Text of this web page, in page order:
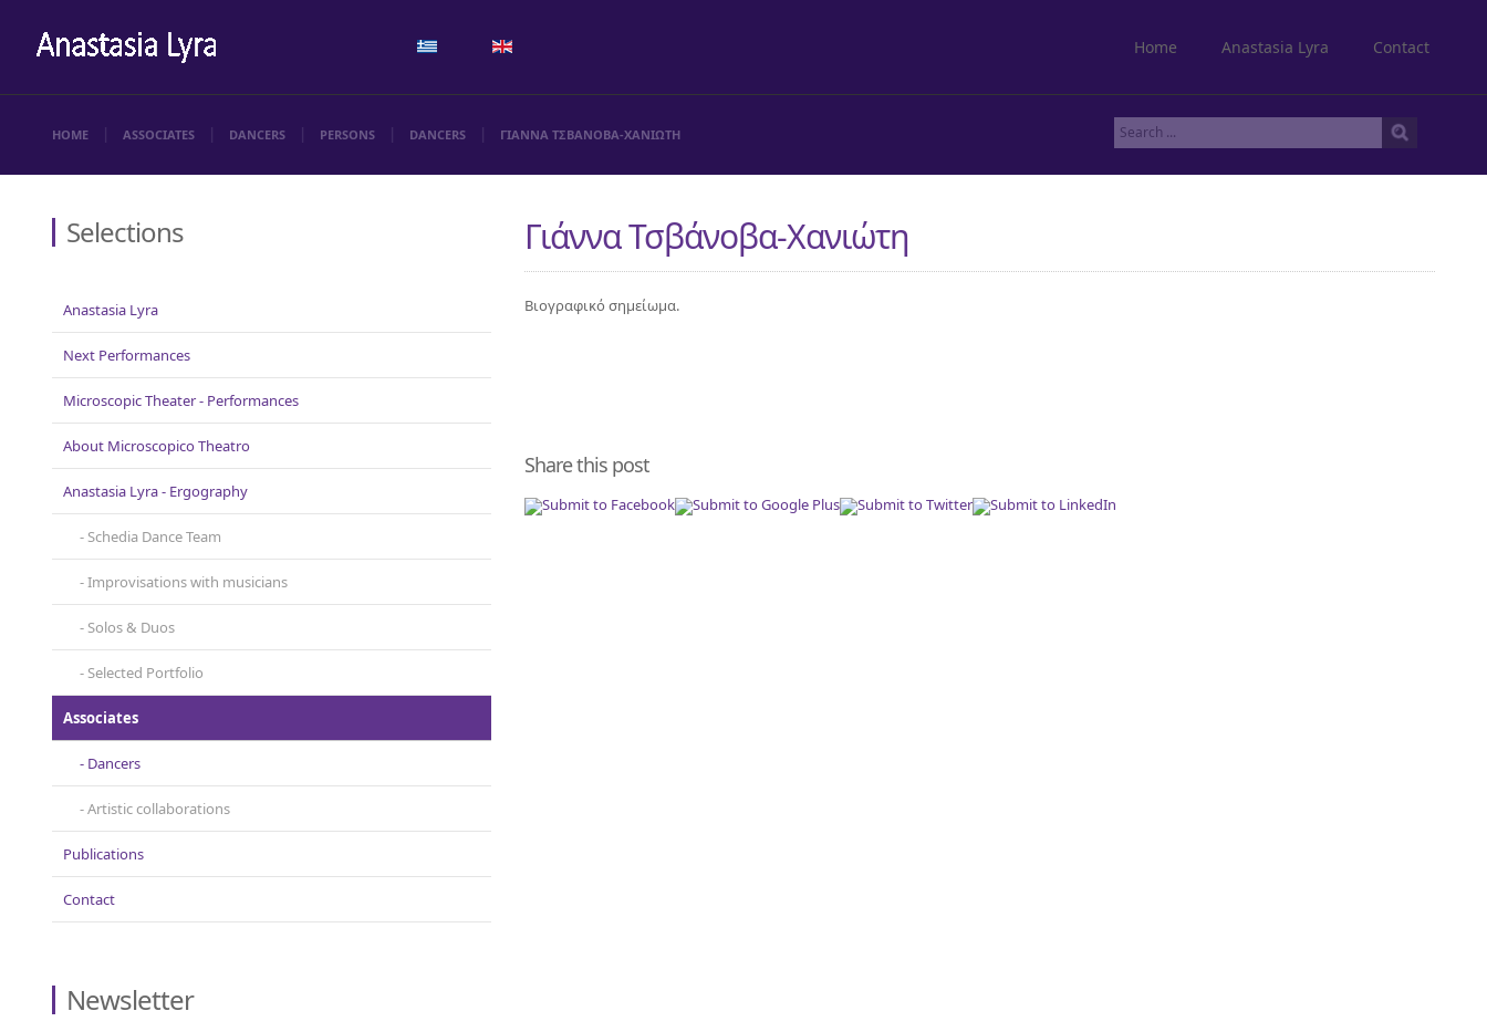
Home Anastasia Lyra Contact
HOME ASSOCIATES DANCERS PERSONS DANCERS ΓΙΑΝΝΑ ΤΣΒΑΝΟΒΑ-ΧΑΝΙΩΤΗ
Selections
Anastasia Lyra
Next Performances
Microscopic Theater - Performances
About Microscopicο Theatro
Anastasia Lyra - Ergography
Schedia Dance Team
Improvisations with musicians
Solos & Duos
Selected Portfolio
Associates
Dancers
Artistic collaborations
Publications
Contact
Newsletter
Γιάννα Τσβάνοβα-Χανιώτη
Βιογραφικό σημείωμα.
Share this post